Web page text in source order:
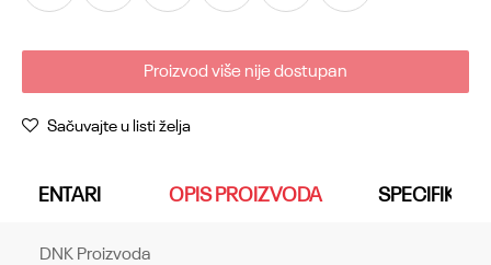
Proizvod više nije dostupan
Sačuvajte u listi želja
OPIS PROIZVODA
DNK Proizvoda